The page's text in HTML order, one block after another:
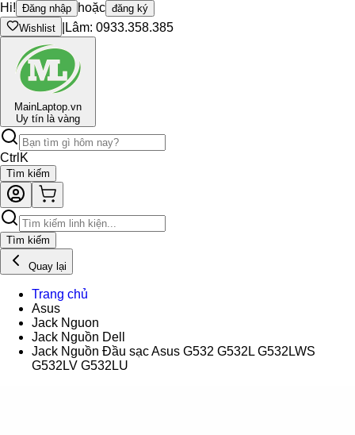
Hi! Đăng nhập hoặc đăng ký
Wishlist
Lâm: 0933.358.385
MainLaptop.vn
Uy tín là vàng
Ctrl K
Tìm kiếm
Tìm kiếm
Quay lại
Trang chủ
Asus
Jack Nguon
Jack Nguồn Dell
Jack Nguồn Đầu sạc Asus G532 G532L G532LWS
G532LV G532LU